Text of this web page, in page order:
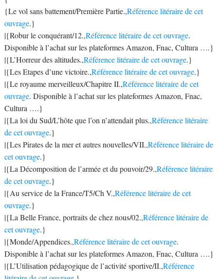
{Le vol sans battement/Première Partie.,Référence litéraire de cet
ouvrage.}
|{Robur le conquérant/12.,Référence litéraire de cet ouvrage.
Disponible à l’achat sur les plateformes Amazon, Fnac, Cultura ….}
|{L’Horreur des altitudes.,Référence litéraire de cet ouvrage.}
|{Les Etapes d’une victoire.,Référence litéraire de cet ouvrage.}
|{Le royaume merveilleux/Chapitre II.,Référence litéraire de cet
ouvrage. Disponible à l’achat sur les plateformes Amazon, Fnac,
Cultura ….}
|{La loi du Sud/L’hôte que l’on n’attendait plus.,Référence litéraire
de cet ouvrage.}
|{Les Pirates de la mer et autres nouvelles/VII.,Référence litéraire de
cet ouvrage.}
|{La Décomposition de l’armée et du pouvoir/29.,Référence litéraire
de cet ouvrage.}
|{Au service de la France/T5/Ch V.,Référence litéraire de cet
ouvrage.}
|{La Belle France, portraits de chez nous/02.,Référence litéraire de
cet ouvrage.}
|{Monde/Appendices.,Référence litéraire de cet ouvrage.
Disponible à l’achat sur les plateformes Amazon, Fnac, Cultura ….}
|{L’Utilisation pédagogique de l’activité sportive/II.,Référence